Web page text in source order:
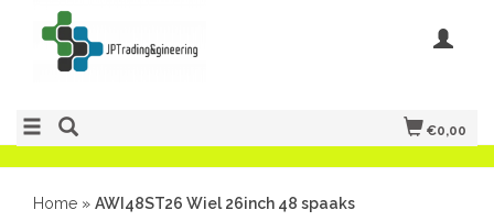
€0,00
Home » AWI48ST26 Wiel 26inch 48 spaaks